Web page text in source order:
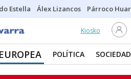
Estella Álex Lizancos Párroco
Kiosko
POLÍTICA SOCIEDAD